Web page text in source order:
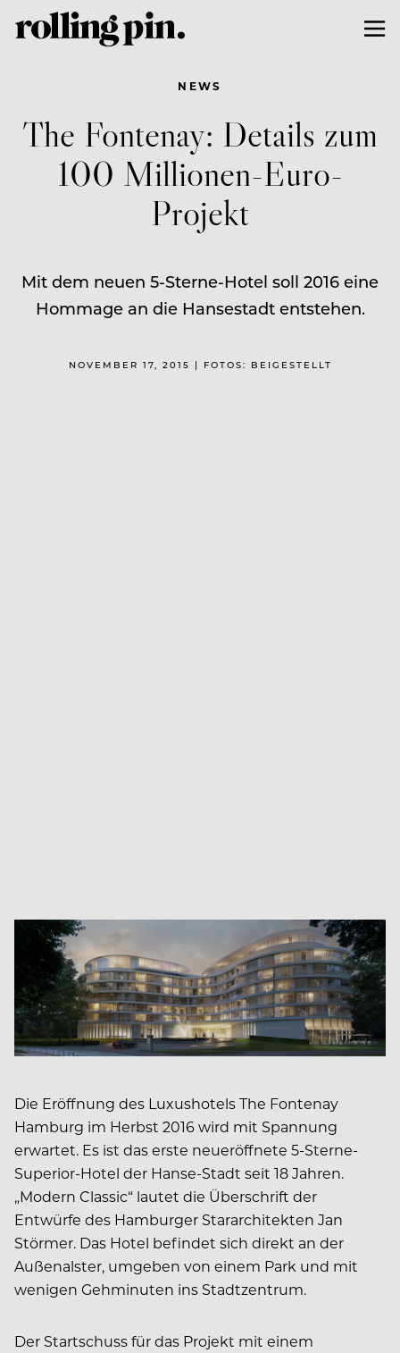
NEWS
The Fontenay: Details zum
100 Millionen-Euro-
Projekt
Mit dem neuen 5-Sterne-Hotel soll 2016 eine
Hommage an die Hansestadt entstehen.
NOVEMBER 17, 2015 | FOTOS: BEIGESTELLT
Die Eröffnung des Luxushotels The Fontenay
Hamburg im Herbst 2016 wird mit Spannung
erwartet. Es ist das erste neueröffnete 5-Sterne-
Superior-Hotel der Hanse-Stadt seit 18 Jahren.
„Modern Classic“ lautet die Überschrift der
Entwürfe des Hamburger Stararchitekten Jan
Störmer. Das Hotel befindet sich direkt an der
Außenalster, umgeben von einem Park und mit
wenigen Gehminuten ins Stadtzentrum.
Der Startschuss für das Projekt mit einem